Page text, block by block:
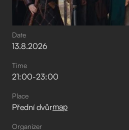
Date
13.8.2026
Time
21:00-23:00
Place
Přední dvůrmap
Organizer